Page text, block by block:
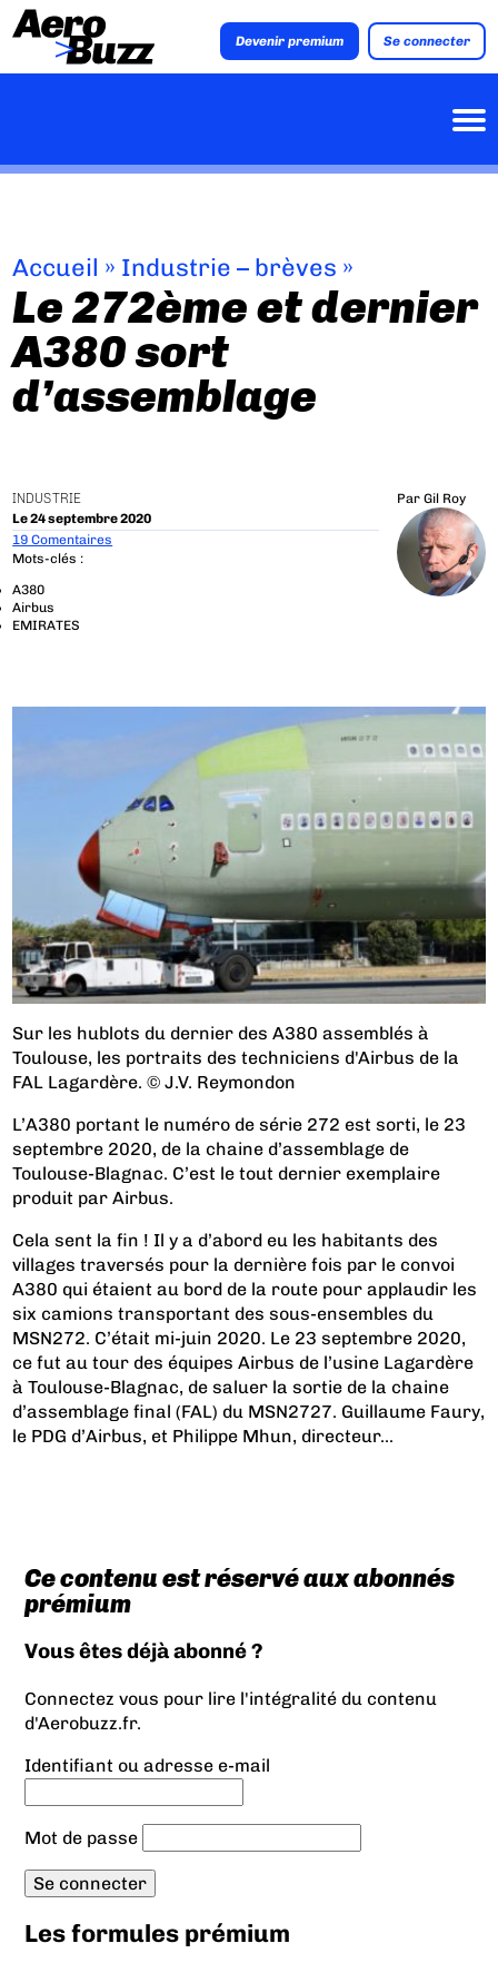
Devenir premium Se connecter
Accueil » Industrie – brèves »
Le 272ème et dernier
A380 sort
d’assemblage
INDUSTRIE
Le 24 septembre 2020
Par Gil Roy
19 Comentaires
Mots-clés :
A380
Airbus
EMIRATES
Sur les hublots du dernier des A380 assemblés à
Toulouse, les portraits des techniciens d'Airbus de la
FAL Lagardère. © J.V. Reymondon
L’A380 portant le numéro de série 272 est sorti, le 23
septembre 2020, de la chaine d’assemblage de
Toulouse-Blagnac. C’est le tout dernier exemplaire
produit par Airbus.
Cela sent la fin ! Il y a d’abord eu les habitants des
villages traversés pour la dernière fois par le convoi
A380 qui étaient au bord de la route pour applaudir les
six camions transportant des sous-ensembles du
MSN272. C’était mi-juin 2020. Le 23 septembre 2020,
ce fut au tour des équipes Airbus de l’usine Lagardère
à Toulouse-Blagnac, de saluer la sortie de la chaine
d’assemblage final (FAL) du MSN2727. Guillaume Faury,
le PDG d’Airbus, et Philippe Mhun, directeur...
Ce contenu est réservé aux abonnés
prémium
Vous êtes déjà abonné ?
Connectez vous pour lire l'intégralité du contenu
d'Aerobuzz.fr.
Identifiant ou adresse e-mail
Mot de passe
Les formules prémium